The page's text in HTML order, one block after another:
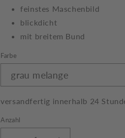
feinstes Maschenbild
blickdicht
mit breitem Bund
Farbe
versandfertig innerhalb 24
Anzahl